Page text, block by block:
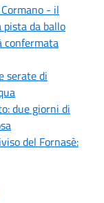
- il
da ballo
confermata
serate di
due giorni di
del Fornasè: